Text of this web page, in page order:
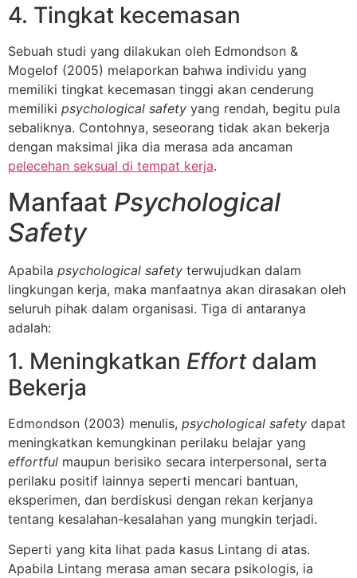
4. Tingkat kecemasan
Sebuah studi yang dilakukan oleh Edmondson &
Mogelof (2005) melaporkan bahwa individu yang
memiliki tingkat kecemasan tinggi akan cenderung
memiliki psychological safety yang rendah, begitu pula
sebaliknya. Contohnya, seseorang tidak akan bekerja
dengan maksimal jika dia merasa ada ancaman
pelecehan seksual di tempat kerja.
Manfaat Psychological
Safety
Apabila psychological safety terwujudkan dalam
lingkungan kerja, maka manfaatnya akan dirasakan oleh
seluruh pihak dalam organisasi. Tiga di antaranya
adalah:
1. Meningkatkan Effort dalam
Bekerja
Edmondson (2003) menulis, psychological safety dapat
meningkatkan kemungkinan perilaku belajar yang
effortful maupun berisiko secara interpersonal, serta
perilaku positif lainnya seperti mencari bantuan,
eksperimen, dan berdiskusi dengan rekan kerjanya
tentang kesalahan-kesalahan yang mungkin terjadi.
Seperti yang kita lihat pada kasus Lintang di atas.
Apabila Lintang merasa aman secara psikologis, ia